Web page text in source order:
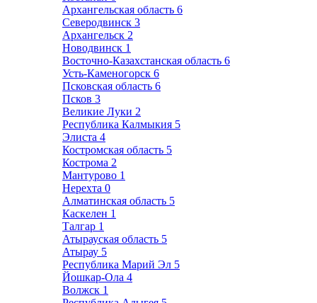
Архангельская область 6
Северодвинск 3
Архангельск 2
Новодвинск 1
Восточно-Казахстанская область 6
Усть-Каменогорск 6
Псковская область 6
Псков 3
Великие Луки 2
Республика Калмыкия 5
Элиста 4
Костромская область 5
Кострома 2
Мантурово 1
Нерехта 0
Алматинская область 5
Каскелен 1
Талгар 1
Атырауская область 5
Атырау 5
Республика Марий Эл 5
Йошкар-Ола 4
Волжск 1